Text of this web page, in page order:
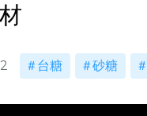
台糖 砂糖